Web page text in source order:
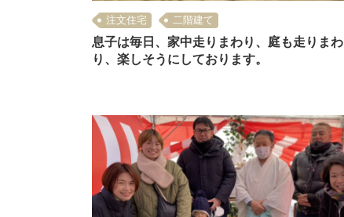
注文住宅 二階建て
息子は毎日、家中走りまわり、庭も走りまわ
り、楽しそうにしております。